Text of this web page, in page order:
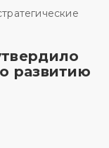
развитию